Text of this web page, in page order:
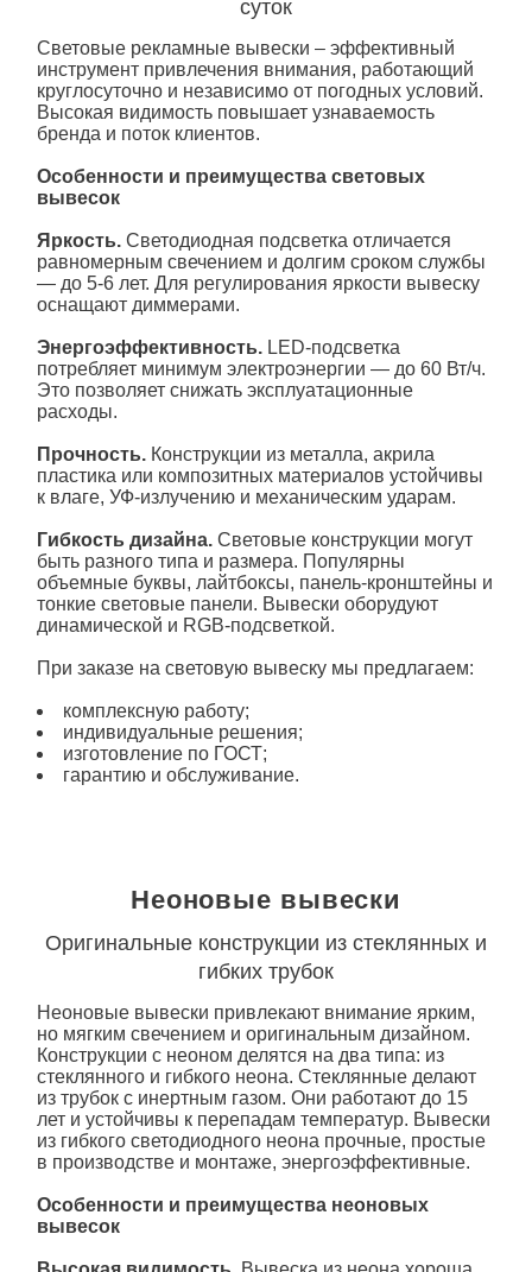
суток
Световые рекламные вывески – эффективный
инструмент привлечения внимания, работающий
круглосуточно и независимо от погодных условий.
Высокая видимость повышает узнаваемость
бренда и поток клиентов.
Особенности и преимущества световых
вывесок
Яркость.Светодиодная подсветка отличается
равномерным свечением и долгим сроком службы
— до 5-6 лет. Для регулирования яркости вывеску
оснащают диммерами.
Энергоэффективность. LED-подсветка
потребляет минимум электроэнергии — до 60 Вт/ч.
Это позволяет снижать эксплуатационные
расходы.
Прочность.Конструкции из металла, акрила
пластика или композитных материалов устойчивы
к влаге, УФ-излучению и механическим ударам.
Гибкость дизайна. Световые конструкции могут
быть разного типа и размера. Популярны
объемные буквы, лайтбоксы, панель-кронштейны и
тонкие световые панели. Вывески оборудуют
динамической и RGB-подсветкой.
При заказе на световую вывеску мы предлагаем:
комплексную работу;
индивидуальные решения;
изготовление по ГОСТ;
гарантию и обслуживание.
Неоновые вывески
Оригинальные конструкции из стеклянных и
гибких трубок
Неоновые вывески привлекают внимание ярким,
но мягким свечением и оригинальным дизайном.
Конструкции с неоном делятся на два типа: из
стеклянного и гибкого неона. Стеклянные делают
из трубок с инертным газом. Они работают до 15
лет и устойчивы к перепадам температур. Вывески
из гибкого светодиодного неона прочные, простые
в производстве и монтаже, энергоэффективные.
Особенности и преимущества неоновых
вывесок